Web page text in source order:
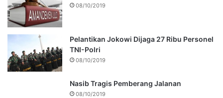
08/10/2019
Pelantikan Jokowi Dijaga 27 Ribu Personel
TNI-Polri
08/10/2019
Nasib Tragis Pemberang Jalanan
08/10/2019